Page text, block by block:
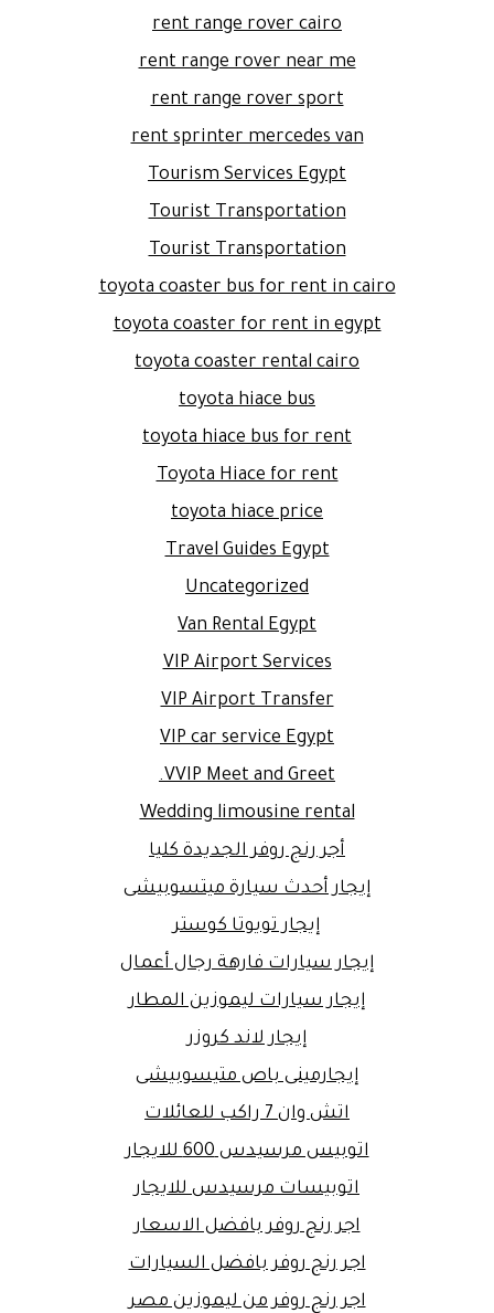
rent range rover cairo
rent range rover near me
rent range rover sport
rent sprinter mercedes van
Tourism Services Egypt
Tourist Transportation
Tourist Transportation
toyota coaster bus for rent in cairo
toyota coaster for rent in egypt
toyota coaster rental cairo
toyota hiace bus
toyota hiace bus for rent
Toyota Hiace for rent
toyota hiace price
Travel Guides Egypt
Uncategorized
Van Rental Egypt
VIP Airport Services
VIP Airport Transfer
VIP car service Egypt
VVIP Meet and Greet.
Wedding limousine rental
أجر رنج روفر الجديدة كليا
إيجار أحدث سيارة ميتسوبيشى
إيجار تويوتا كوستر
إيجار سيارات فارهة رجال أعمال
إيجار سيارات ليموزين المطار
إيجار لاند كروزر
إيجارمينى باص متيسوبيشى
اتش وان 7 راكب للعائلات
اتوبيس مرسيدس 600 للايجار
اتوبيسات مرسيدس للايجار
اجر رنج روفر بافضل الاسعار
اجر رنج روفر بافضل السيارات
اجر رنج روفر من ليموزين مصر